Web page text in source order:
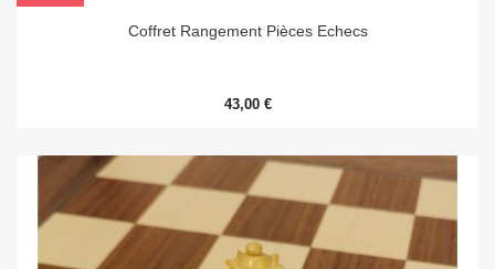
Coffret Rangement Pièces Echecs
43,00 €